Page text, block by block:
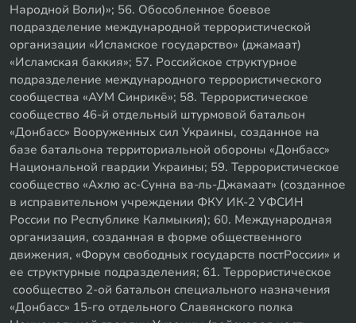
Народной Воли)»; 56. Обособленное боевое
подразделение международной террористической
организации «Исламское государство» (джамаат)
«Исламская баккия»; 57. Российское структурное
подразделение международного террористического
сообщества «АУМ Синрикё»; 58. Террористическое
сообщество 46-й отдельный штурмовой батальон
«Донбасс» Вооруженных сил Украины, созданное на
базе батальона территориальной обороны «Донбасс»
Национальной гвардии Украины; 59. Террористическое
сообщество «Ахлю ас-Сунна ва-ль-Джамаат» (созданное
в исправительном учреждении ФКУ ИК-2 УФСИН
России по Республике Калмыкия); 60. Международная
организация, созданная в форме общественного
движения, «Форум свободных государств постРоссии» и
ее структурные подразделения; 61. Террористическое
сообщество 2-ой батальон специального назначения
«Донбасс» 15-го отдельного Славянского полка